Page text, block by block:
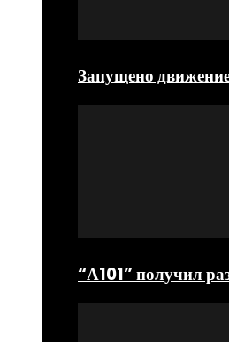
Запущено
“А101” получил